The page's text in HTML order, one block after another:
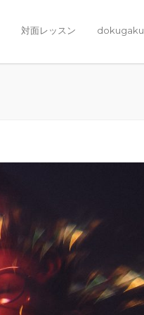
対面レッスン dokugaku